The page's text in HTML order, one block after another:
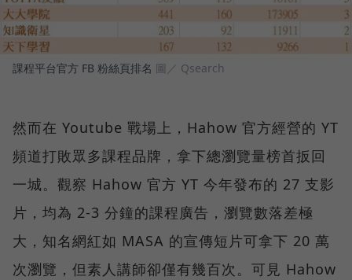
課程平台官方 FB 粉絲頁排名 圖／ Qsearch
然而在 Youtube 戰場上，Hahow 官方經營的 YT
頻道打敗眾多課程品牌，拿下總瀏覽量榜首扳回
一城。觀察 Hahow 官方 YT 今年發布的 27 支影
片，均為 2-3 分鐘的課程廣告，瀏覽數落差極
大，知名網紅如 MASA 的宣傳短片可拿下 20 萬
次瀏覽，但素人講師卻僅有幾百次。可見 Hahow